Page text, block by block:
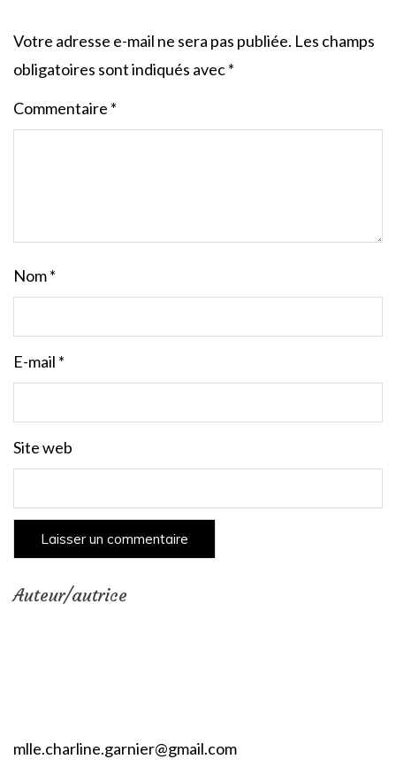
Votre adresse e-mail ne sera pas publiée. Les champs
obligatoires sont indiqués avec*
Commentaire *
Nom*
E-mail *
Site web
Auteur/autrice
mlle.charline.garnier@gmail.com